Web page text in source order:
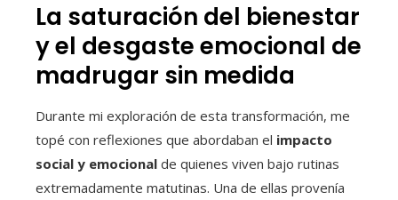
La saturación del bienestar
y el desgaste emocional de
madrugar sin medida
Durante mi exploración de esta transformación, me
topé con reflexiones que abordaban el impacto
social y emocional de quienes viven bajo rutinas
extremadamente matutinas. Una de ellas provenía